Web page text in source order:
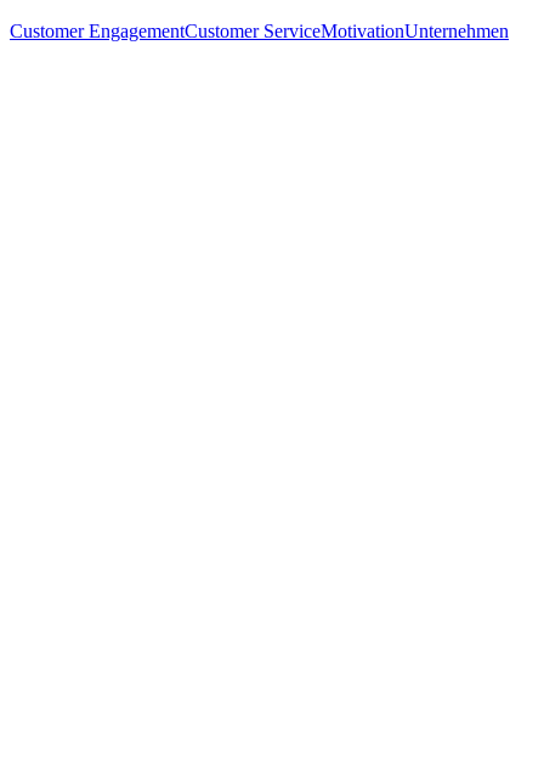
Customer EngagementCustomer ServiceMotivationUnternehmen